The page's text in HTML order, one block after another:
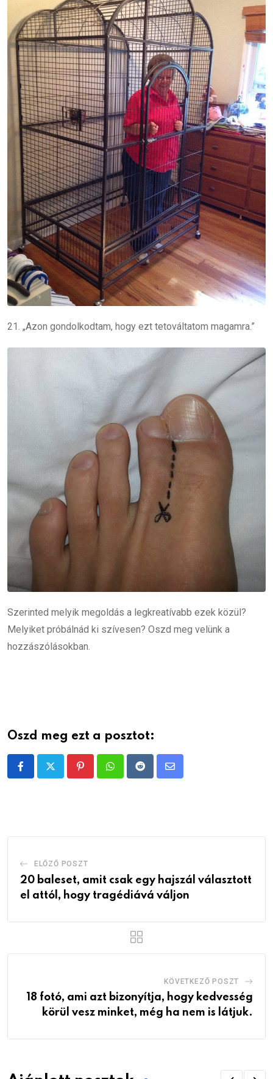
21. „Azon gondolkodtam, hogy ezt tetováltatom magamra.”
Szerinted melyik megoldás a legkreatívabb ezek közül?
Melyiket próbálnád ki szívesen? Oszd meg velünk a
hozzászólásokban.
Oszd meg ezt a posztot:
PinterestWhatsappRedditShare
ELŐZŐ POSZT
20 baleset, amit csak egy hajszál választott
el attól, hogy tragédiává váljon
KÖVETKEZŐ POSZT
18 fotó, ami azt bizonyítja, hogy kedvesség
körül vesz minket, még ha nem is látjuk.